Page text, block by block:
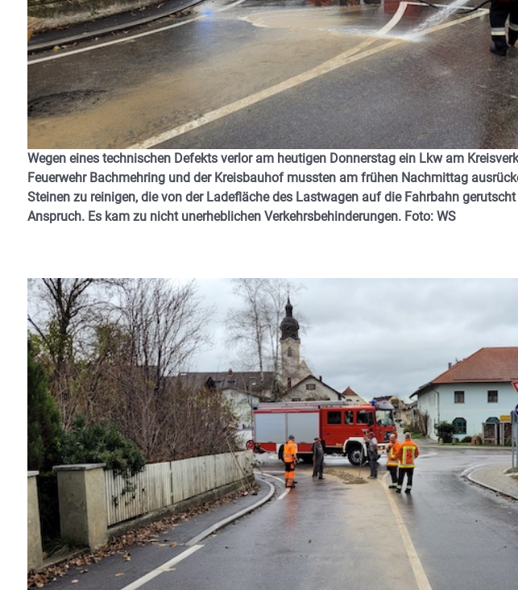
Wegen eines technischen Defekts verlor am heutigen Donnerstag ein Lkw am
Feuerwehr Bachmehring und der Kreisbauhof mussten am frühen Nachmittag
Steinen zu reinigen, die von der Ladefläche des Lastwagen auf die Fahrbahn
Anspruch. Es kam zu nicht unerheblichen Verkehrsbehinderungen. Foto: WS